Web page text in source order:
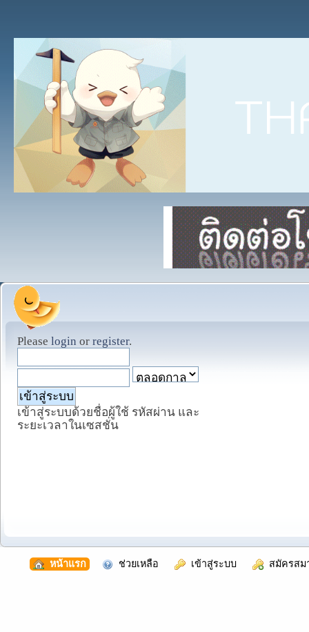
Please login or register.
เข้าสู่ระบบด้วยชื่อผู้ใช้ รหัสผ่าน และ
ระยะเวลาในเซสชั่น
หน้าแรก ช่วยเหลือ เข้าสู่ระบบ สมัครสม